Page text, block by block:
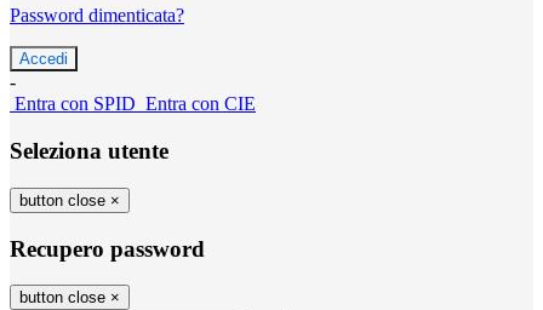
Password dimenticata?
-
Entra con SPID Entra con CIE
Seleziona utente
button close ×
Recupero password
button close ×